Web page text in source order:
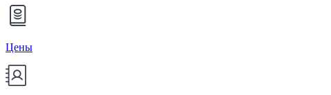
Цены